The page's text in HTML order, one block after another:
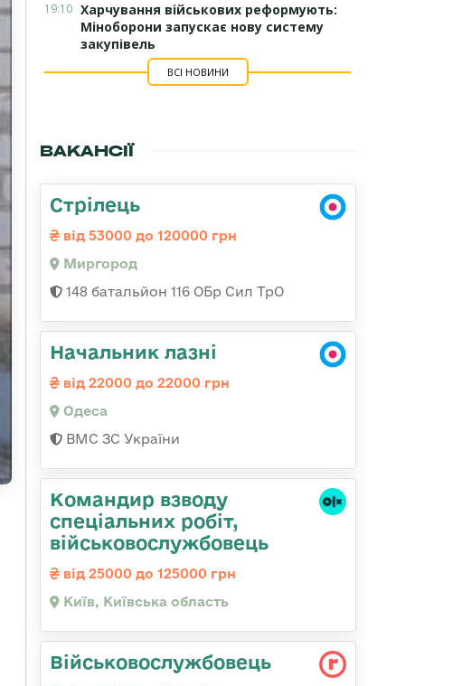
19:10 Харчування військових реформують:
Міноборони запускає нову систему
закупівель
ВСІ НОВИНИ
ВАКАНСІЇ
Стрілець
від 53000 до 120000 грн
Миргород
148 батальйон 116 ОБр Сил ТрО
Начальник лазні
від 22000 до 22000 грн
Одеса
ВМС ЗС України
Командир взводу
спеціальних робіт,
військовослужбовець
від 25000 до 125000 грн
Київ, Київська область
Військовослужбовець